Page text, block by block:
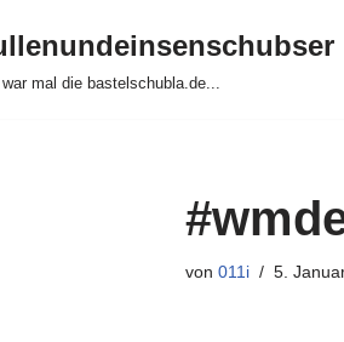
mal die bastelschubla.de...
von 011i 5.